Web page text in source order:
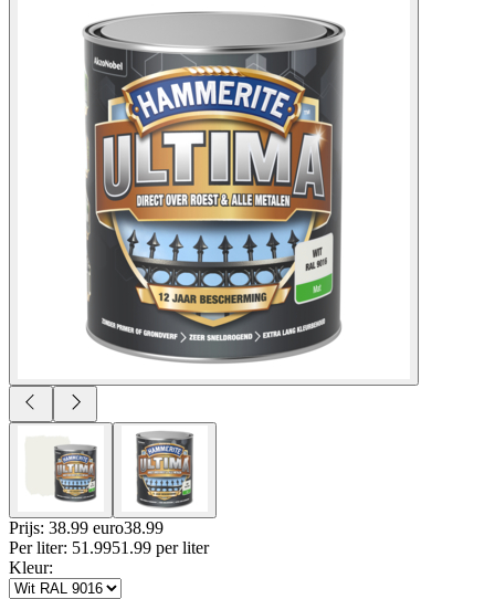
Prijs: 38.99 euro38.99
Per liter: 51.9951.99 per liter
Kleur: